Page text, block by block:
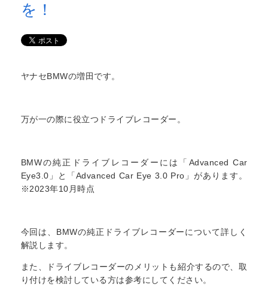
を！
ヤナセBMWの増田です。
万が一の際に役立つドライブレコーダー。
BMWの純正ドライブレコーダーには「Advanced Car
Eye3.0」と「Advanced Car Eye 3.0 Pro」があります。
※2023年10月時点
今回は、BMWの純正ドライブレコーダーについて詳しく
解説します。
また、ドライブレコーダーのメリットも紹介するので、取
り付けを検討している方は参考にしてください。